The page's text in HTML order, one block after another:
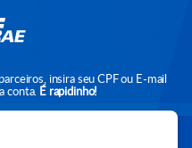
insira seu CPF ou E-mail
conta. É rapidinho!